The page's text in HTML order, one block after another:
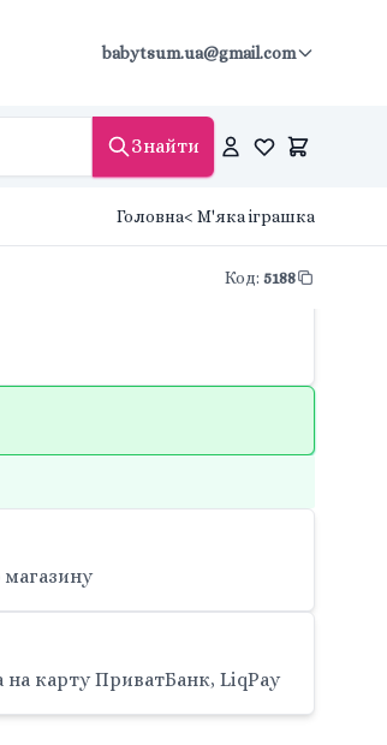
babytsum.ua@gmail.com
Знайти
Головна< М'яка іграшка
Код: 5188
карту ПриватБанк, LiqPay